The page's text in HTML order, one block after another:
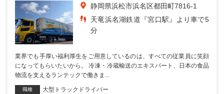
静岡県浜松市浜名区都田町7816-1
天竜浜名湖鉄道『宮口駅』より車で5
分
業界でも手厚い福利厚生をご用意しているのは、すべての従業員に笑顔
になってもらいたいから。 冷凍・冷蔵輸送のエキスパート、日本の食品
物流を支えるランテックで働きま...
職種 大型トラックドライバー